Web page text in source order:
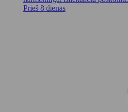
Prieš 8 dienas